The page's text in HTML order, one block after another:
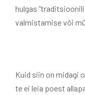
hulgas
valmistamise või
Kuid siin on midagi
te ei leia poest